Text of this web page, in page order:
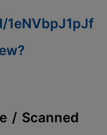
/ Scanned